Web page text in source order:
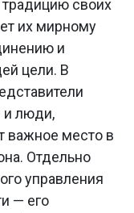
традицию своих
их мирному
и
цели. В
и люди,
важное место в
Отдельно
управления
— его